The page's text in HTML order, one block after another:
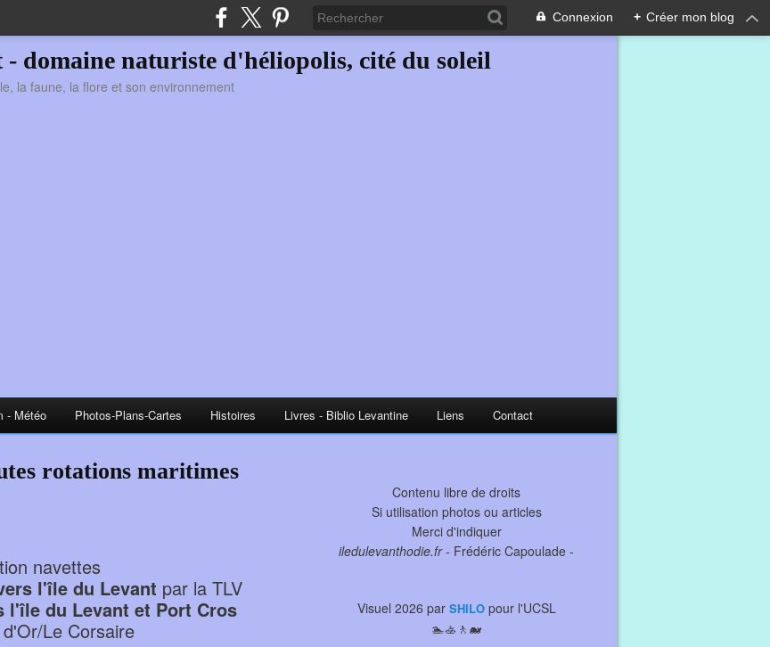
Connexion + Créer mon blog
domaine naturiste d'héliopolis, cité du soleil
la faune, la flore et son environnement
- Météo Photos-Plans-Cartes Histoires Livres - Biblio Levantine Liens Contact
rotations maritimes
navettes
l'île du Levant par la TLV
l'île du Levant et Port Cros
Le Corsaire
Contenu libre de droits
Si utilisation photos ou articles
Merci d'indiquer
iledulevanthodie.fr- Frédéric Capoulade -
Visuel 2026 par SHILOpour l'UCSL
🏊🚣🚶🐋